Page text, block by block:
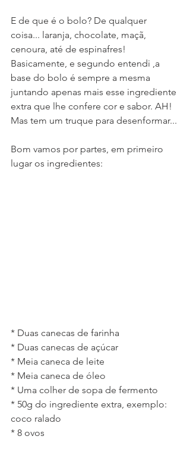
E de que é o bolo? De qualquer
coisa... laranja, chocolate, maçã,
cenoura, até de espinafres!
Basicamente, e segundo entendi ,a
base do bolo é sempre a mesma
juntando apenas mais esse ingrediente
extra que lhe confere cor e sabor. AH!
Mas tem um truque para desenformar...
Bom vamos por partes, em primeiro
lugar os ingredientes:
* Duas canecas de farinha
* Duas canecas de açúcar
* Meia caneca de leite
* Meia caneca de óleo
* Uma colher de sopa de fermento
* 50g do ingrediente extra, exemplo:
coco ralado
* 8 ovos